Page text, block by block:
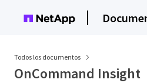
Todos los documentos
OnCommand Insight